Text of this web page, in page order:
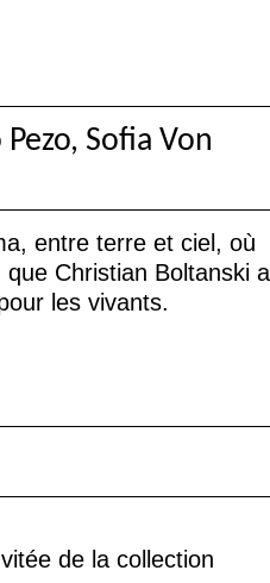
Sofia Von
entre terre et ciel, où
que Christian Boltanski
les vivants.
de la collection